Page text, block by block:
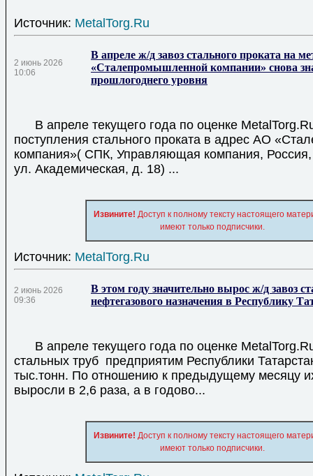
Источник: MetalTorg.Ru
2 июнь 2026
10:06
В апреле ж/д завоз стального проката на
«Сталепромышленной компании» снова
прошлогоднего уровня
В апреле текущего года по оценке
поступления стального проката в адрес АО
компания»( СПК, Управляющая компания, Россия,
ул. Академическая, д. 18) ...
Извините! Доступ к полному тексту настоящего
имеют только подписчики.
Источник: MetalTorg.Ru
2 июнь 2026
09:36
В этом году значительно вырос ж/д завоз
нефтегазового назначения в Республику
В апреле текущего года по оценке
стальных труб предприятим Республики
тыс.тонн. По отношению к предыдущему месяцу
выросли в 2,6 раза, а в годово...
Извините! Доступ к полному тексту настоящего
имеют только подписчики.